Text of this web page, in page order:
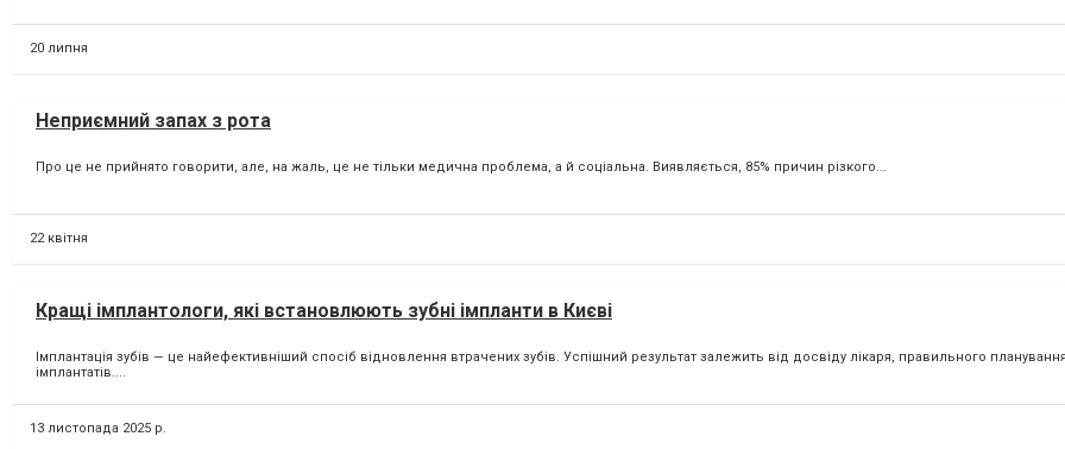
20 липня
Неприємний запах з рота
Про це не прийнято говорити, але, на жаль, це не тільки медична проблема, а й соціальна. Виявляється, 85% причин різкого...
22 квітня
Кращі імплантологи, які встановлюють зубні імпланти в Києві
Імплантація зубів — це найефективніший спосіб відновлення втрачених зубів. Успішний результат залежить від досвіду лікаря, правильного планування
імплантатів....
13 листопада 2025 р.